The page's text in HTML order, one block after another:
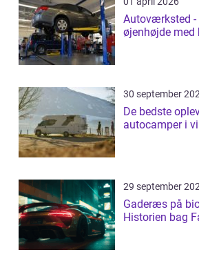
Autoværksted -
øjenhøjde med
30 september
De bedste
autocamper i
29 september
Gaderæs på
Historien bag